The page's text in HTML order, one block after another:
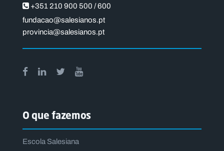
+351 210 900 500 / 600
fundacao@salesianos.pt
provincia@salesianos.pt
O que fazemos
Escola Salesiana